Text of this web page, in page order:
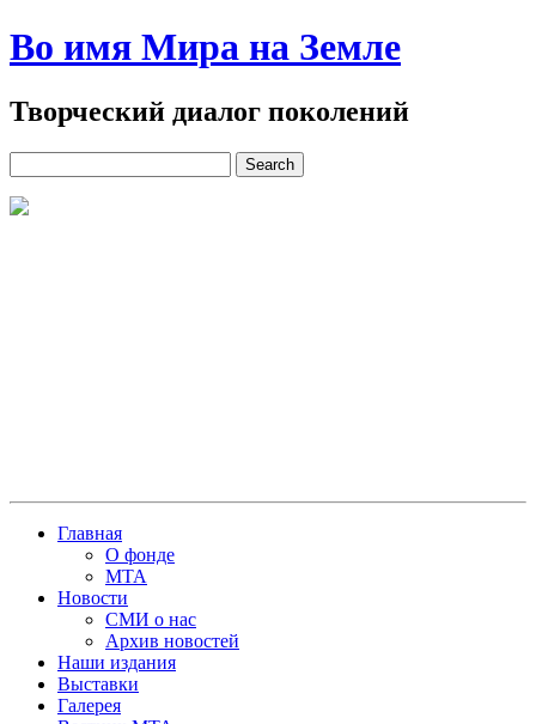
Во имя Мира на Земле
Творческий диалог поколений
Главная
О фонде
МТА
Новости
СМИ о нас
Архив новостей
Наши издания
Выставки
Галерея